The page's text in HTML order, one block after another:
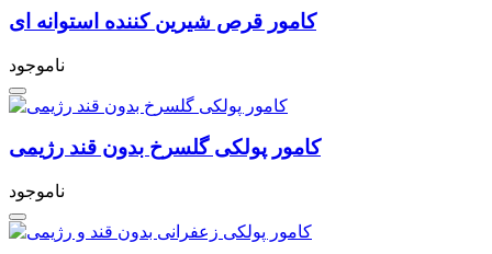
کامور قرص شیرین کننده استوانه ای
ناموجود
کامور پولکی گلسرخ بدون قند رژیمی
ناموجود